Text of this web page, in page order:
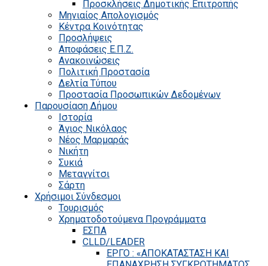
Προσκλήσεις Δημοτικής Επιτροπής
Μηνιαίος Απολογισμός
Κέντρα Κοινότητας
Προσλήψεις
Αποφάσεις Ε.Π.Ζ.
Ανακοινώσεις
Πολιτική Προστασία
Δελτία Τύπου
Προστασία Προσωπικών Δεδομένων
Παρουσίαση Δήμου
Ιστορία
Άγιος Νικόλαος
Νέος Μαρμαράς
Νικήτη
Συκιά
Μεταγγίτσι
Σάρτη
Χρήσιμοι Σύνδεσμοι
Τουρισμός
Χρηματοδοτούμενα Προγράμματα
ΕΣΠΑ
CLLD/LEADER
ΕΡΓΟ : «ΑΠΟΚΑΤΑΣΤΑΣΗ ΚΑΙ